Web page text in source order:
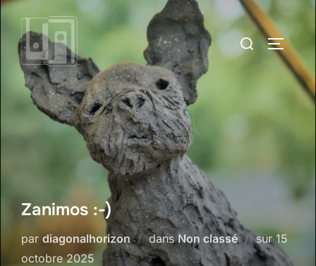
Aller
contenu
Rechercher :
Zanimos :-)
par diagonalhorizon dansNon classé surPublié
le
15
octobre 2025